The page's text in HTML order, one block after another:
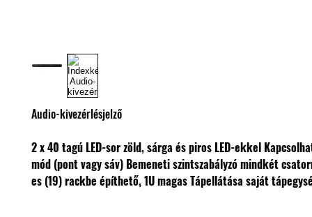
Audio-kivezérlésjelző
2 x 40 tagú LED-sor zöld, sárga és piros LED-ekkel
mód (pont vagy sáv) Bemeneti szintszabályzó mindkét
es (19) rackbe építhető, 1U magasTápellátása saját